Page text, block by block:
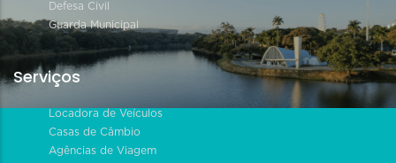
Defesa Civil
Guarda Municipal
Serviços
Locadora de Veículos
Casas de Câmbio
Agências de Viagem